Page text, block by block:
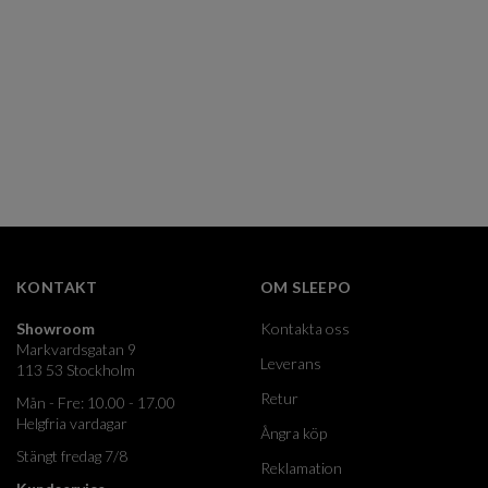
KONTAKT
Showroom
Markvardsgatan 9
113 53 Stockholm
Mån - Fre: 10.00 - 17.00
Helgfria vardagar
Stängt fredag 7/8
OM SLEEPO
Kontakta oss
Leverans
Retur
Ångra köp
Reklamation